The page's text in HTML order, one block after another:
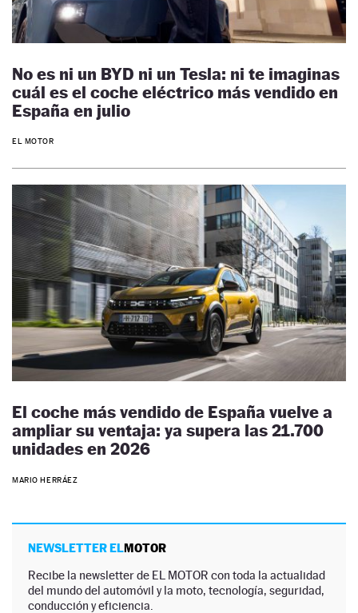
No es ni un BYD ni un Tesla: ni te imaginas
cuál es el coche eléctrico más vendido en
España en julio
EL MOTOR
El coche más vendido de España vuelve a
ampliar su ventaja: ya supera las 21.700
unidades en 2026
MARIO HERRÁEZ
NEWSLETTER ELMOTOR
Recibe la newsletter de EL MOTOR con toda la actualidad
del mundo del automóvil y la moto, tecnología, seguridad,
conducción y eficiencia.